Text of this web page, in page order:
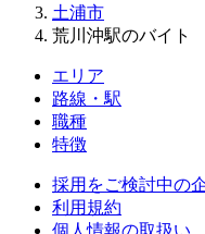
土浦市
荒川沖駅のバイト
エリア
路線・駅
職種
特徴
採用をご検討中の
利用規約
個人情報の取扱い